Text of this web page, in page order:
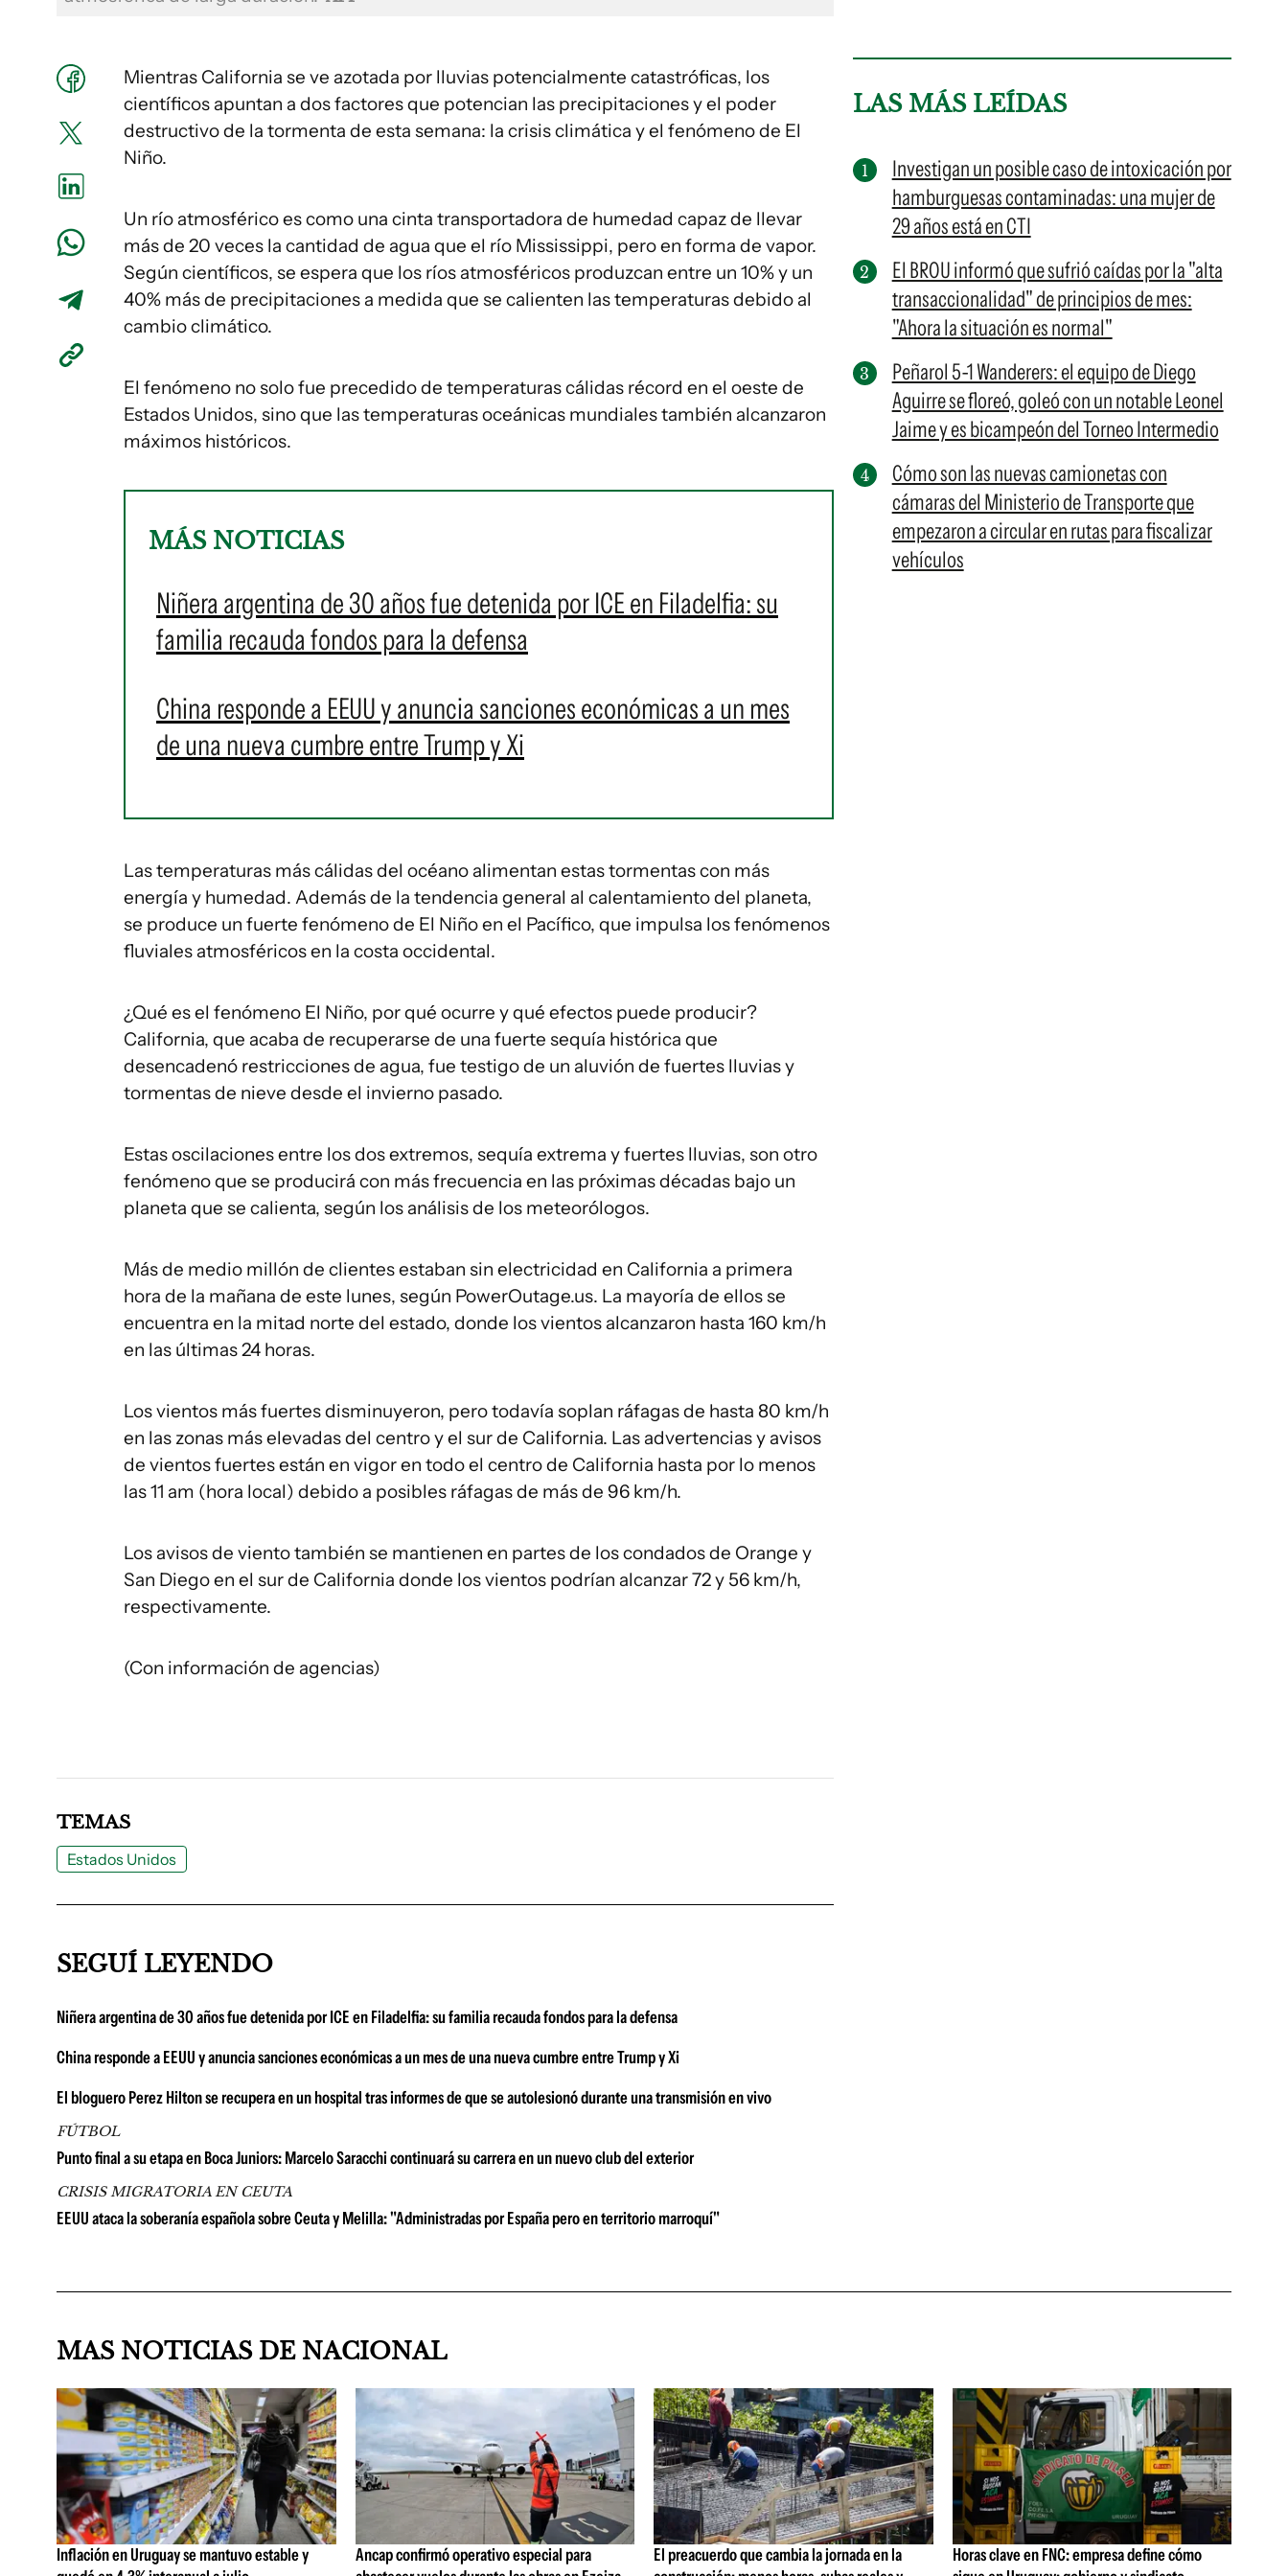
Mientras California se ve azotada por lluvias potencialmente catastróficas, los
científicos apuntan a dos factores que potencian las precipitaciones y el poder
destructivo de la tormenta de esta semana: la crisis climática y el fenómeno de El
Niño.
Un río atmosférico es como una cinta transportadora de humedad capaz de llevar
más de 20 veces la cantidad de agua que el río Mississippi, pero en forma de vapor.
Según científicos, se espera que los ríos atmosféricos produzcan entre un 10% y un
40% más de precipitaciones a medida que se calienten las temperaturas debido al
cambio climático.
El fenómeno no solo fue precedido de temperaturas cálidas récord en el oeste de
Estados Unidos, sino que las temperaturas oceánicas mundiales también alcanzaron
máximos históricos.
MÁS NOTICIAS
Niñera argentina de 30 años fue detenida por ICE en Filadelfia: su
familia recauda fondos para la defensa
China responde a EEUU y anuncia sanciones económicas a un mes
de una nueva cumbre entre Trump y Xi
Las temperaturas más cálidas del océano alimentan estas tormentas con más
energía y humedad. Además de la tendencia general al calentamiento del planeta,
se produce un fuerte fenómeno de El Niño en el Pacífico, que impulsa los fenómenos
fluviales atmosféricos en la costa occidental.
¿Qué es el fenómeno El Niño, por qué ocurre y qué efectos puede producir?
California, que acaba de recuperarse de una fuerte sequía histórica que
desencadenó restricciones de agua, fue testigo de un aluvión de fuertes lluvias y
tormentas de nieve desde el invierno pasado.
Estas oscilaciones entre los dos extremos, sequía extrema y fuertes lluvias, son otro
fenómeno que se producirá con más frecuencia en las próximas décadas bajo un
planeta que se calienta, según los análisis de los meteorólogos.
Más de medio millón de clientes estaban sin electricidad en California a primera
hora de la mañana de este lunes, según PowerOutage.us. La mayoría de ellos se
encuentra en la mitad norte del estado, donde los vientos alcanzaron hasta 160 km/h
en las últimas 24 horas.
Los vientos más fuertes disminuyeron, pero todavía soplan ráfagas de hasta 80 km/h
en las zonas más elevadas del centro y el sur de California. Las advertencias y avisos
de vientos fuertes están en vigor en todo el centro de California hasta por lo menos
las 11 am (hora local) debido a posibles ráfagas de más de 96 km/h.
Los avisos de viento también se mantienen en partes de los condados de Orange y
San Diego en el sur de California donde los vientos podrían alcanzar 72 y 56 km/h,
respectivamente.
(Con información de agencias)
LAS MÁS LEÍDAS
Investigan un posible caso de intoxicación por
hamburguesas contaminadas: una mujer de
29 años está en CTI
El BROU informó que sufrió caídas por la "alta
transaccionalidad" de principios de mes:
"Ahora la situación es normal"
Peñarol 5-1 Wanderers: el equipo de Diego
Aguirre se floreó, goleó con un notable Leonel
Jaime y es bicampeón del Torneo Intermedio
Cómo son las nuevas camionetas con
cámaras del Ministerio de Transporte que
empezaron a circular en rutas para fiscalizar
vehículos
TEMAS
Estados Unidos
SEGUÍ LEYENDO
Niñera argentina de 30 años fue detenida por ICE en Filadelfia: su familia recauda fondos para la defensa
China responde a EEUU y anuncia sanciones económicas a un mes de una nueva cumbre entre Trump y Xi
El bloguero Perez Hilton se recupera en un hospital tras informes de que se autolesionó durante una transmisión en vivo
FÚTBOL
Punto final a su etapa en Boca Juniors: Marcelo Saracchi continuará su carrera en un nuevo club del exterior
CRISIS MIGRATORIA EN CEUTA
EEUU ataca la soberanía española sobre Ceuta y Melilla: "Administradas por España pero en territorio marroquí"
MAS NOTICIAS DE NACIONAL
Inflación en Uruguay se mantuvo estable y
Ancap confirmó operativo especial para
El preacuerdo que cambia la jornada en la
Horas clave en FNC: empresa define cómo